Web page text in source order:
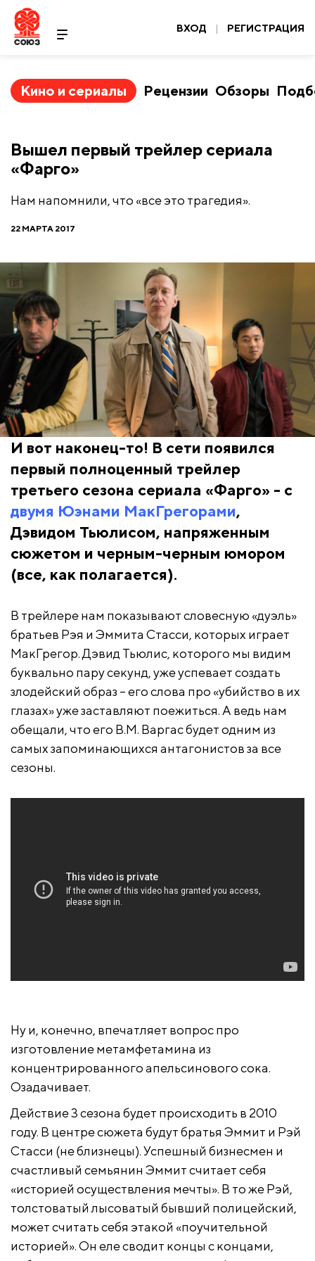
ВХОД | РЕГИСТРАЦИЯ
Кино и сериалы Рецензии Обзоры
​Вышел первый трейлер сериала
«Фарго»
Нам напомнили, что «все это трагедия».
22 МАРТА 2017
И вот наконец-то! В сети появился
первый полноценный трейлер
третьего сезона сериала «Фарго» - с
двумя Юэнами МакГрегорами,
Дэвидом Тьюлисом, напряженным
сюжетом и черным-черным юмором
(все, как полагается).
В трейлере нам показывают словесную «дуэль»
братьев Рэя и Эммита Стасси, которых играет
МакГрегор. Дэвид Тьюлис, которого мы видим
буквально пару секунд, уже успевает создать
злодейский образ – его слова про «убийство в их
глазах» уже заставляют поежиться. А ведь нам
обещали, что его В.М. Варгас будет одним из
самых запоминающихся антагонистов за все
сезоны.
Ну и, конечно, впечатляет вопрос про
изготовление метамфетамина из
концентрированного апельсинового сока.
Озадачивает.
Действие 3 сезона будет происходить в 2010
году. В центре сюжета будут братья Эммит и Рэй
Стасси (не близнецы). Успешный бизнесмен и
счастливый семьянин Эммит считает себя
«историей осуществления мечты». В то же Рэй,
толстоватый лысоватый бывший полицейский,
может считать себя этакой «поучительной
историей». Он еле сводит концы с концами,